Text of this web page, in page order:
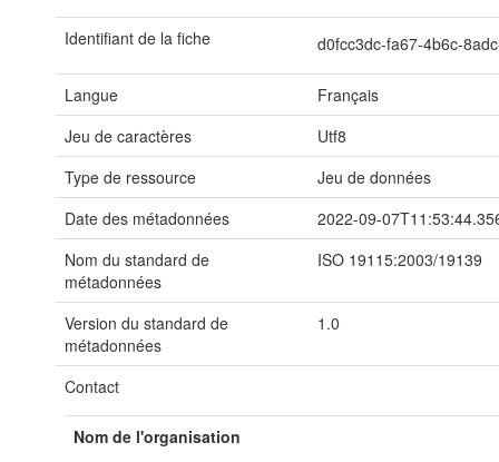
Identifiant de la fiche d0fcc3dc-fa67-4b6c-
Langue
Français
Jeu de caractères
Utf8
Type de ressource
Jeu de données
Date des métadonnées
2022-09-
Nom du standard de
métadonnées
ISO 19115:2003/19139
Version du standard de
métadonnées
1.0
Contact
Nom de l'organisation